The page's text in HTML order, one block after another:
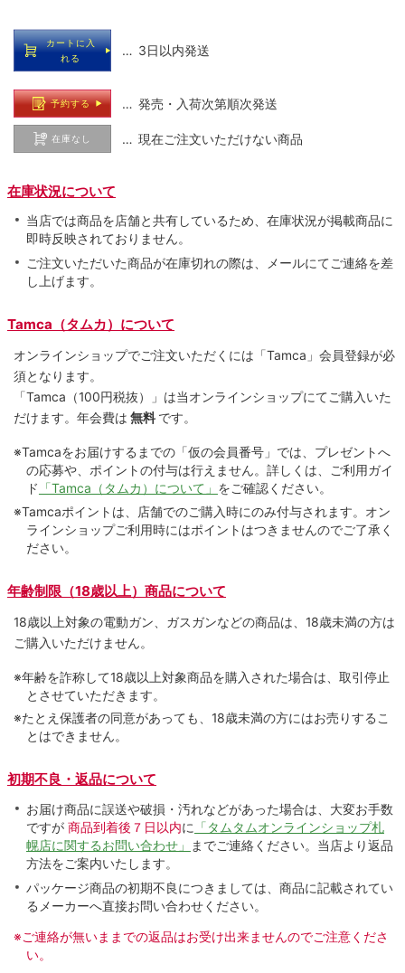
カートに入
れる
… 3日以内発送
予約する … 発売・入荷次第順次発送
在庫なし … 現在ご注文いただけない商品
在庫状況について
当店では商品を店舗と共有しているため、在庫状況が掲載商品に
即時反映されておりません。
ご注文いただいた商品が在庫切れの際は、メールにてご連絡を差
し上げます。
Tamca（タムカ）について
オンラインショップでご注⽂いただくには「Tamca」会員登録が必
須となります。
「Tamca （100円税抜）
」は当オンラインショップにてご購⼊いた
だけます。 年会費は 無料 です。
※Tamcaをお届けするまでの「仮の会員番号」では、プレゼントへ
の応募や、ポイントの付与は⾏えません。詳しくは、ご利⽤ガイ
ド 「Tamca（タムカ）について」 をご確認ください。
※Tamcaポイントは、店舗でのご購⼊時にのみ付与されます。オン
ラインショップご利用時にはポイントはつきませんのでご了承く
ださい。
年齢制限（18歳以上）商品について
18歳以上対象の電動ガン、ガスガンなどの商品は、18歳未満の方は
ご購入いただけません。
※年齢を詐称して18歳以上対象商品を購入された場合は、取引停止
とさせていただきます。
※たとえ保護者の同意があっても、18歳未満の方にはお売りするこ
とはできません。
初期不良・返品について
お届け商品に誤送や破損・汚れなどがあった場合は、大変お手数
ですが 商品到着後７日以内に 「タムタムオンラインショップ札
幌店に関するお問い合わせ」
までご連絡ください。当店より返品
方法をご案内いたします。
パッケージ商品の初期不良につきましては、商品に記載されてい
るメーカーへ直接お問い合わせください。
※ご連絡が無いままでの返品はお受け出来ませんのでご注意くださ
い。